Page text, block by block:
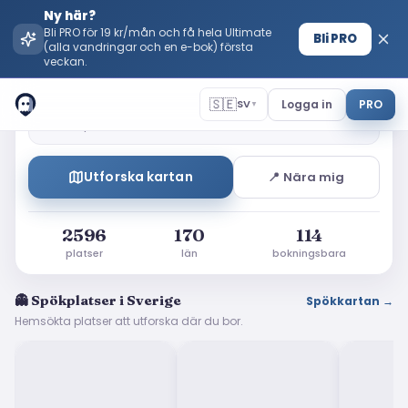
Ny här?
Bli PRO för 19 kr/mån och få hela Ultimate
(alla vandringar och en e-bok) första
veckan.
Bli PRO
🇸🇪SV▼ Logga in PRO
Utforska kartan 📍 Nära mig
2596
platser
170
län
114
bokningsbara
👻 Spökplatser i Sverige Spökkartan →
Hemsökta platser att utforska där du bor.